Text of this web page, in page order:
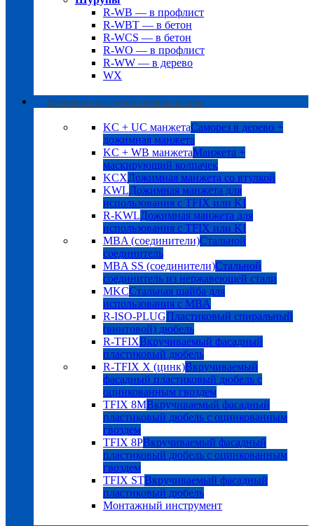
R-WB — в профлист
R-WBT — в бетон
R-WCS — в бетон
R-WO — в профлист
R-WW — в дерево
WX
Крепление фасадной теплоизоляции
KC + UC манжетаСаморез в дерево +
дожимная манжета
KC + WB манжетаМанжета +
маскирующий колпачек
KCXДожимная манжета со втулкой
KWLДожимная манжета для
использования с TFIX или KI
R-KWLДожимная манжета для
использования с TFIX или KI
MBA (соединители)Стальной
соединитель
MBA SS (соединители)Стальной
соединитель из нержавеющей стали
MKCСтальная шайба для
использования с MBA
R-ISO-PLUGПластиковый спиральный
(винтовой) дюбель
R-TFIXВкручиваемый фасадный
пластиковый дюбель
R-TFIX X (цинк)Вкручиваемый
фасадный пластиковый дюбель с
оцинкованным гвоздем
TFIX 8MВкручиваемый фасадный
пластиковый дюбель с оцинкованным
гвоздем
TFIX 8PВкручиваемый фасадный
пластиковый дюбель с оцинкованным
гвоздем
TFIX STВкручиваемый фасадный
пластиковый дюбель
Монтажный инструмент